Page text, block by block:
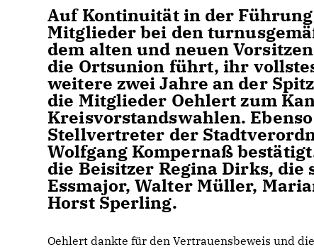
Auf Kontinuität in der
Mitglieder bei den
dem alten und neuen
die Ortsunion führt, ihr
weitere zwei Jahre an der
die Mitglieder Oehlert zum
Kreisvorstandswahlen.
Stellvertreter der
Wolfgang Kompernaß
die Beisitzer Regina Dirks,
Essmajor, Walter Müller,
Horst Sperling.
Oehlert dankte für den Vertrauensbeweis und